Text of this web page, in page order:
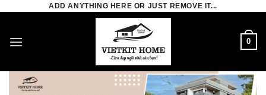
content
ADD ANYTHING HERE OR JUST REMOVE IT...
0
Published 24/02/2026at1920 × 720